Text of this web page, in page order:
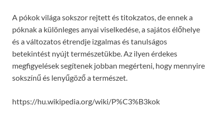
A pókok világa sokszor rejtett és titokzatos, de ennek a
póknak a különleges anyai viselkedése, a sajátos élőhelye
és a változatos étrendje izgalmas és tanulságos
betekintést nyújt természetükbe. Az ilyen érdekes
megfigyelések segítenek jobban megérteni, hogy mennyire
sokszínű és lenyűgöző a természet.
https://hu.wikipedia.org/wiki/P%C3%B3kok